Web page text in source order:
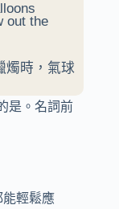
out the
燭時，氣球
是。名詞前
能輕鬆應